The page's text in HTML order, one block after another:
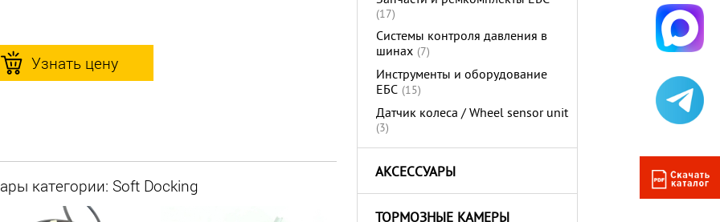
(17)
Системы контроля давления в
шинах (7)
Инструменты и оборудование
ЕБС (15)
Датчик колеса / Wheel sensor unit
(3)
АКСЕССУАРЫ
Узнать цену
категории: Soft Docking